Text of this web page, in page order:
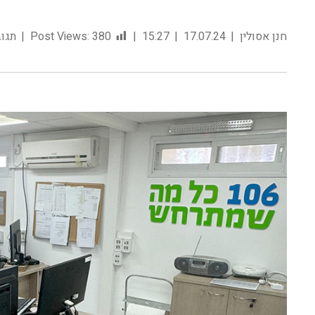
חנן אסולין 17.07.24
15:27
Post Views: 380